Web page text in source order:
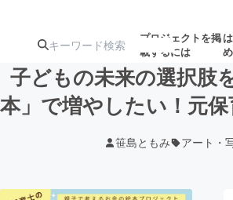
プロジェクトを掲
載するには
注目の新着プロ
ジェクト
募集終
ロジェ
子どもの未来の選択肢
本」で増やしたい！元保
笹島ともみ アート・